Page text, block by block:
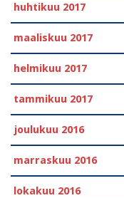
huhtikuu 2017
maaliskuu 2017
helmikuu 2017
tammikuu 2017
joulukuu 2016
marraskuu 2016
lokakuu 2016